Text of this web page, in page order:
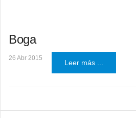
Boga
26 Abr 2015
Leer más ...